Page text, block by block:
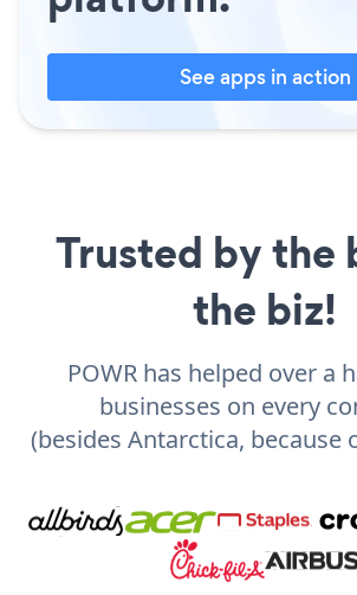
See apps in action
Trusted by the
the biz!
POWR has helped over a
businesses on every
(besides Antarctica, because